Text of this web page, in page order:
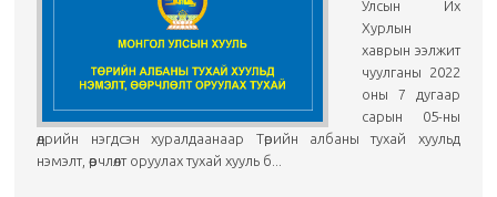
Улсын Их
Хурлын
хаврын ээлжит
чуулганы 2022
оны 7 дугаар
сарын 05-ны
өдрийн нэгдсэн хуралдаанаар Төрийн албаны тухай хуульд
нэмэлт, өөрчлөлт оруулах тухай хууль б...